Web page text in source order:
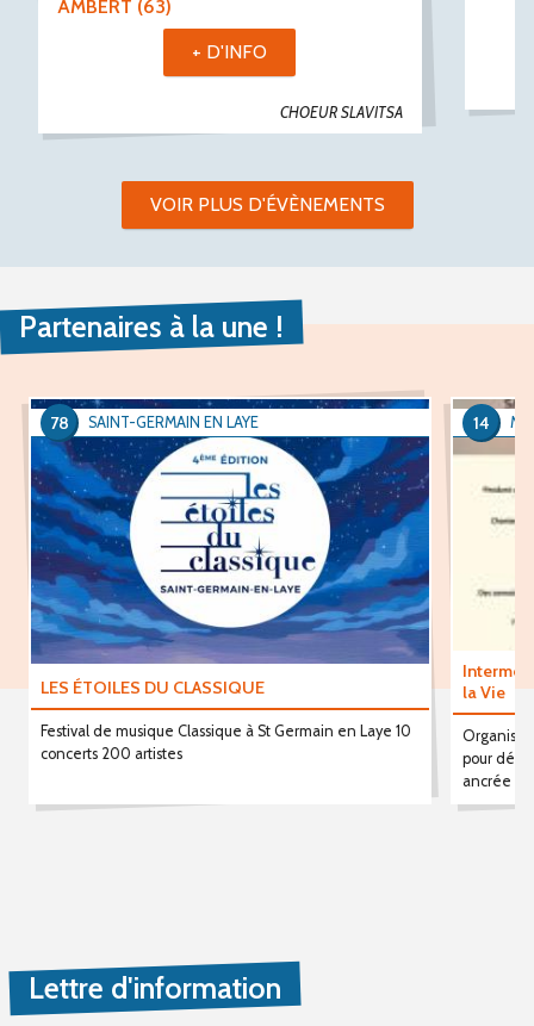
AMBERT (63)
CHOEUR SLAVITSA
+ D'INFO
VOIR PLUS D'ÉVÈNEMENTS
Partenaires à la une !
LES ÉTOILES DU CLASSIQUE
Festival de musique Classique à St Germain en Laye 10
concerts 200 artistes
SAINT-GERMAIN EN LAYE
78
la Vie
pour
ancrée
14
Lettre d'information